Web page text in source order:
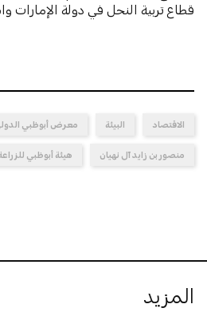
قطاع تربية النحل في دولة الإمارات
الاقتصاد البيئة معرض أبوظبي
منصور بن زايد آل نهيان هيئة أبوظبي
المزيد